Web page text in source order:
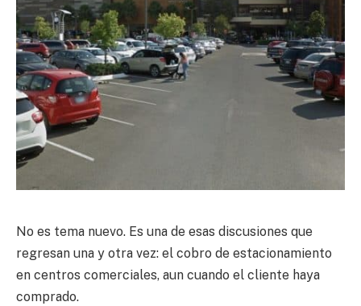
No es tema nuevo. Es una de esas discusiones que
regresan una y otra vez: el cobro de estacionamiento
en centros comerciales, aun cuando el cliente haya
comprado.